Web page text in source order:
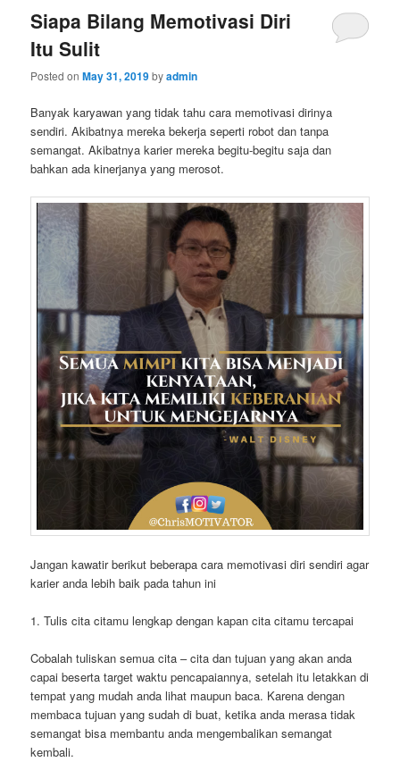
Siapa Bilang Memotivasi Diri
Itu Sulit
Posted onMay 31, 2019byadmin
Banyak karyawan yang tidak tahu cara memotivasi dirinya
sendiri. Akibatnya mereka bekerja seperti robot dan tanpa
semangat. Akibatnya karier mereka begitu-begitu saja dan
bahkan ada kinerjanya yang merosot.
Jangan kawatir berikut beberapa cara memotivasi diri sendiri agar
karier anda lebih baik pada tahun ini
1. Tulis cita citamu lengkap dengan kapan cita citamu tercapai
Cobalah tuliskan semua cita – cita dan tujuan yang akan anda
capai beserta target waktu pencapaiannya, setelah itu letakkan di
tempat yang mudah anda lihat maupun baca. Karena dengan
membaca tujuan yang sudah di buat, ketika anda merasa tidak
semangat bisa membantu anda mengembalikan semangat
kembali.